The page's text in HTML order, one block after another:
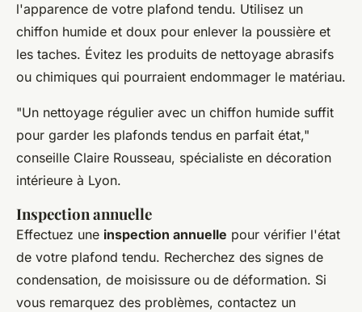
l'apparence de votre plafond tendu. Utilisez un
chiffon humide et doux pour enlever la poussière et
les taches. Évitez les produits de nettoyage abrasifs
ou chimiques qui pourraient endommager le matériau.
"Un nettoyage régulier avec un chiffon humide suffit
pour garder les plafonds tendus en parfait état,"
conseille Claire Rousseau, spécialiste en décoration
intérieure à Lyon.
Inspection annuelle
Effectuez une inspection annuelle pour vérifier l'état
de votre plafond tendu. Recherchez des signes de
condensation, de moisissure ou de déformation. Si
vous remarquez des problèmes, contactez un